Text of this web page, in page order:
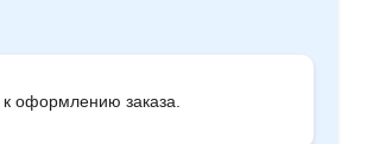
оформлению заказа.